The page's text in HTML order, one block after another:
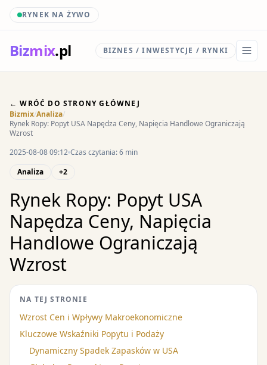
RYNEK NA ŻYWO
Bizmix.pl BIZNES / INWESTYCJE / RYNKI
← WRÓĆ DO STRONY GŁÓWNEJ
Bizmix/Analiza/
Rynek Ropy: Popyt USA Napędza Ceny, Napięcia Handlowe Ograniczają
Wzrost
2025-08-08 09:12 Czas czytania: 6 min
Analiza
+2
Rynek Ropy: Popyt USA
Napędza Ceny, Napięcia
Handlowe Ograniczają
Wzrost
NA TEJ STRONIE
Wzrost Cen i Wpływy Makroekonomiczne
Kluczowe Wskaźniki Popytu i Podaży
Dynamiczny Spadek Zapasków w USA